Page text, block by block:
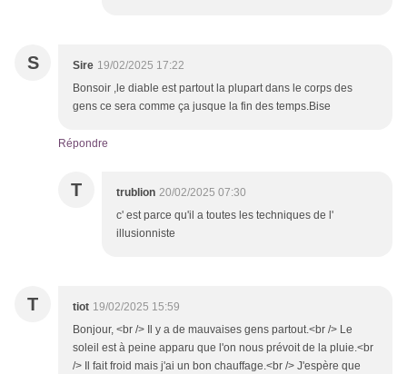
S Sire 19/02/2025 17:22
Bonsoir ,le diable est partout la plupart dans le corps des
gens ce sera comme ça jusque la fin des temps.Bise
Répondre
T trublion 20/02/2025 07:30
c' est parce qu'il a toutes les techniques de l'
illusionniste
T tiot 19/02/2025 15:59
Bonjour, <br /> Il y a de mauvaises gens partout.<br /> Le
soleil est à peine apparu que l'on nous prévoit de la pluie.<br
/> Il fait froid mais j'ai un bon chauffage.<br /> J'espère que